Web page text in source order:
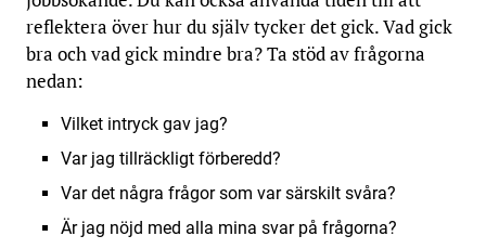
reflektera över hur du själv tycker det gick. Vad gick
bra och vad gick mindre bra? Ta stöd av frågorna
nedan:
Vilket intryck gav jag?
Var jag tillräckligt förberedd?
Var det några frågor som var särskilt svåra?
Är jag nöjd med alla mina svar på frågorna?